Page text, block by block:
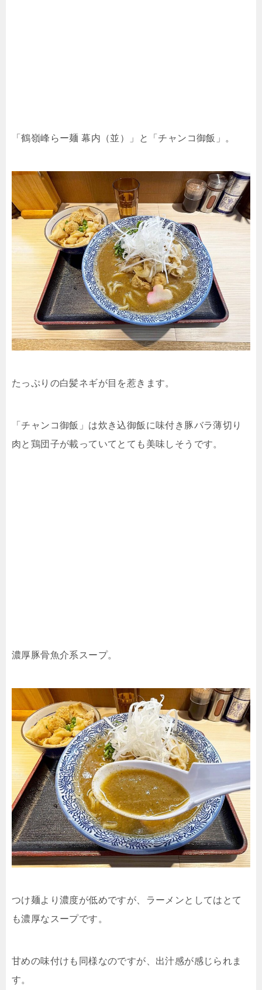
「鶴嶺峰らー麺 幕内（並）」と「チャンコ御飯」。
たっぷりの白髪ネギが目を惹きます。
「チャンコ御飯」は炊き込御飯に味付き豚バラ薄切り
肉と鶏団子が載っていてとても美味しそうです。
濃厚豚骨魚介系スープ。
つけ麺より濃度が低めですが、ラーメンとしてはとて
も濃厚なスープです。
甘めの味付けも同様なのですが、出汁感が感じられま
す。